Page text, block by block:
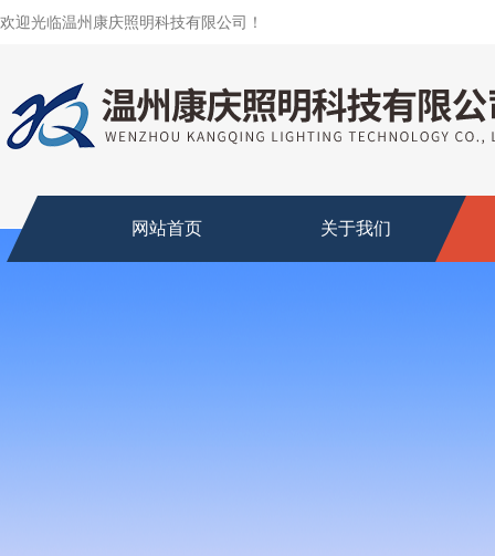
欢迎光临温州康庆照明科技有限公司！
网站首页 关于我们